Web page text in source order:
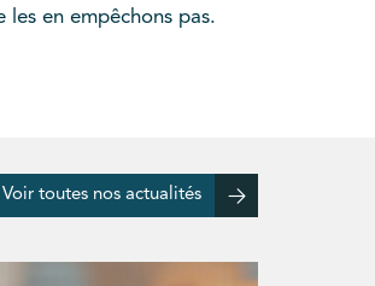
en empêchons pas.
Voir toutes nos actualités